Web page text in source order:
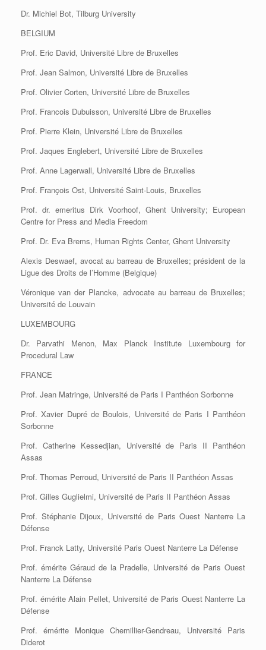
Dr. Michiel Bot, Tilburg University
BELGIUM
Prof. Eric David, Université Libre de Bruxelles
Prof. Jean Salmon, Université Libre de Bruxelles
Prof. Olivier Corten, Université Libre de Bruxelles
Prof. Francois Dubuisson, Université Libre de Bruxelles
Prof. Pierre Klein, Université Libre de Bruxelles
Prof. Jaques Englebert, Université Libre de Bruxelles
Prof. Anne Lagerwall, Université Libre de Bruxelles
Prof. François Ost, Université Saint-Louis, Bruxelles
Prof. dr. emeritus Dirk Voorhoof, Ghent University; European
Centre for Press and Media Freedom
Prof. Dr. Eva Brems, Human Rights Center, Ghent University
Alexis Deswaef, avocat au barreau de Bruxelles; président de la
Ligue des Droits de l’Homme (Belgique)
Véronique van der Plancke, advocate au barreau de Bruxelles;
Université de Louvain
LUXEMBOURG
Dr. Parvathi Menon, Max Planck Institute Luxembourg for
Procedural Law
FRANCE
Prof. Jean Matringe, Université de Paris I Panthéon Sorbonne
Prof. Xavier Dupré de Boulois, Université de Paris I Panthéon
Sorbonne
Prof. Catherine Kessedjian, Université de Paris II Panthéon
Assas
Prof. Thomas Perroud, Université de Paris II Panthéon Assas
Prof. Gilles Guglielmi, Université de Paris II Panthéon Assas
Prof. Stéphanie Dijoux, Université de Paris Ouest Nanterre La
Défense
Prof. Franck Latty, Université Paris Ouest Nanterre La Défense
Prof. émérite Géraud de la Pradelle, Université de Paris Ouest
Nanterre La Défense
Prof. émérite Alain Pellet, Université de Paris Ouest Nanterre La
Défense
Prof. émérite Monique Chemillier-Gendreau, Université Paris
Diderot